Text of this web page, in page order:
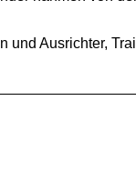
und Ausrichter,